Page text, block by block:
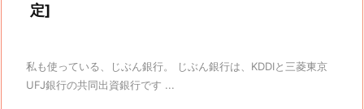
定]
私も使っている、じぶん銀行。 じぶん銀行は、KDDIと三菱東京
UFJ銀行の共同出資銀行です ...